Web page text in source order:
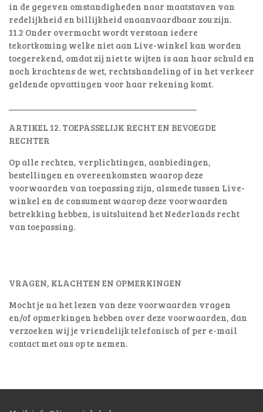
in de gegeven omstandigheden naar maatstaven van
redelijkheid en billijkheid onaanvaardbaar zou zijn.
11.2 Onder overmacht wordt verstaan iedere
tekortkoming welke niet aan Live-winkel kan worden
toegerekend, omdat zij niet te wijten is aan haar schuld en
noch krachtens de wet, rechtshandeling of in het verkeer
geldende opvattingen voor haar rekening komt.
ARTIKEL 12. TOEPASSELIJK RECHT EN BEVOEGDE
RECHTER
Op alle rechten, verplichtingen, aanbiedingen,
bestellingen en overeenkomsten waarop deze
voorwaarden van toepassing zijn, alsmede tussen Live-
winkel en de consument waarop deze voorwaarden
betrekking hebben, is uitsluitend het Nederlands recht
van toepassing.
VRAGEN, KLACHTEN EN OPMERKINGEN
Mocht je na het lezen van deze voorwaarden vragen
en/of opmerkingen hebben over deze voorwaarden, dan
verzoeken wij je vriendelijk telefonisch of per e-mail
contact met ons op te nemen.